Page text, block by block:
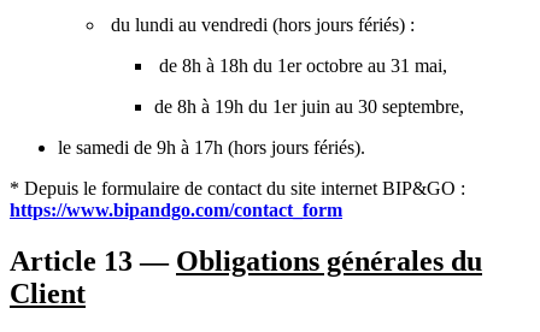
du lundi au vendredi (hors jours fériés) :
de 8h à 18h du 1er octobre au 31 mai,
de 8h à 19h du 1er juin au 30 septembre,
le samedi de 9h à 17h (hors jours fériés).
* Depuis le formulaire de contact du site internet BIP&GO :
https://www.bipandgo.com/contact_form
Article 13 — Obligations générales du
Client